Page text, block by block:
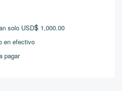
solo USD$ 1,000.00
en efectivo
pagar